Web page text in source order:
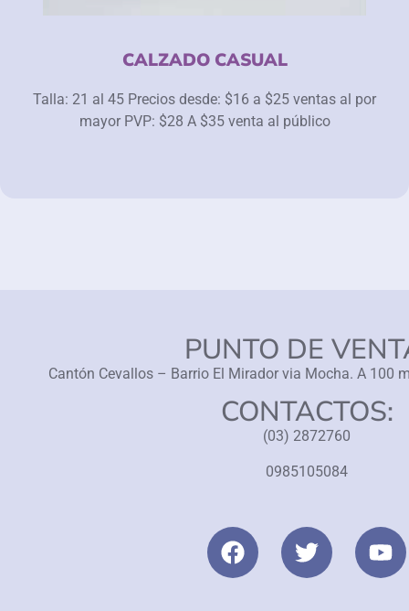
CALZADO CASUAL
Talla: 21 al 45 Precios desde: $16 a $25 ventas al por
mayor PVP: $28 A $35 venta al público
PUNTO DE
Cantón Cevallos – Barrio El Mirador via Mocha. A 100
CONTACTOS:
(03) 2872760
0985105084